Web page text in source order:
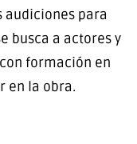
audiciones para
busca a actores y
formación en
en la obra.